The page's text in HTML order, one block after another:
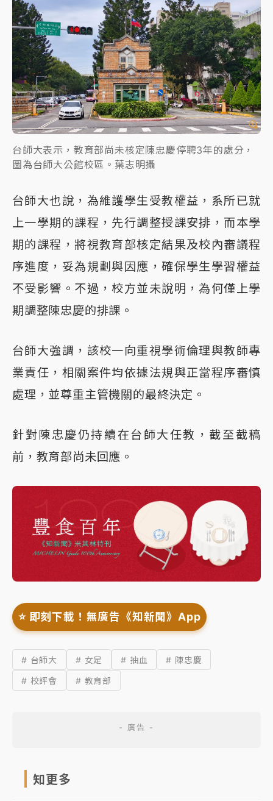
台師大表示，教育部尚未核定陳忠慶停聘3年的處分，
圖為台師大公館校區。葉志明攝
台師大也說，為維護學生受教權益，系所已就
上一學期的課程，先行調整授課安排，而本學
期的課程，將視教育部核定結果及校內審議程
序進度，妥為規劃與因應，確保學生學習權益
不受影響。不過，校方並未說明，為何僅上學
期調整陳忠慶的排課。
台師大強調，該校一向重視學術倫理與教師專
業責任，相關案件均依據法規與正當程序審慎
處理，並尊重主管機關的最終決定。
針對陳忠慶仍持續在台師大任教，截至截稿
前，教育部尚未回應。
⭐️ 即刻下載！無廣告《知新聞》App
# 台師大 # 女足 # 抽血
# 陳忠慶
# 校評會
# 教育部
知更多